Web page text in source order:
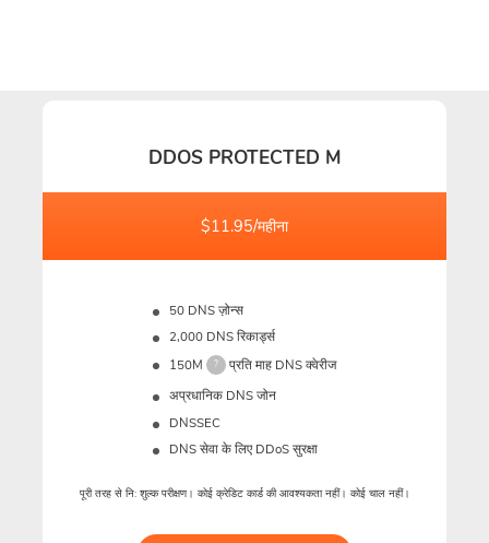
DDOS PROTECTED M
$11.95/महीना
50 DNS ज़ोन्स
2,000 DNS रिकार्ड्स
150M
?
प्रति माह DNS क्वेरीज
अप्रधानिक DNS जोन
DNSSEC
DNS सेवा के लिए DDoS सुरक्षा
पूरी तरह से नि: शुल्क परीक्षण। कोई क्रेडिट कार्ड की आवश्यकता नहीं। कोई चाल नहीं।